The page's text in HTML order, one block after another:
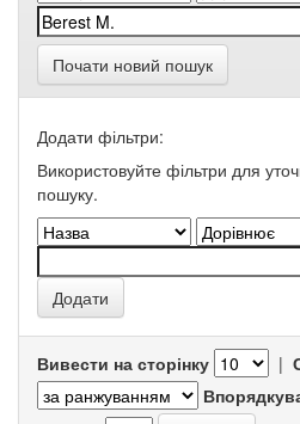
Почати новий пошук
Додати фільтри:
Використовуйте фільтри для
пошуку.
Вивести на сторінку |